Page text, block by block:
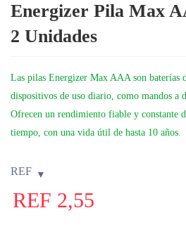
Energizer Pila Max
2 Unidades
Las pilas Energizer Max AAA son baterías
dispositivos de uso diario, como mandos a
Ofrecen un rendimiento fiable y constante
tiempo, con una vida útil de hasta 10 años.
REF
REF 2,55